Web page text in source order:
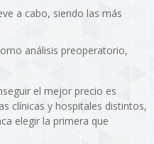
a cabo, siendo las más
análisis preoperatorio,
el mejor precio es
clínicas y hospitales distintos,
elegir la primera que